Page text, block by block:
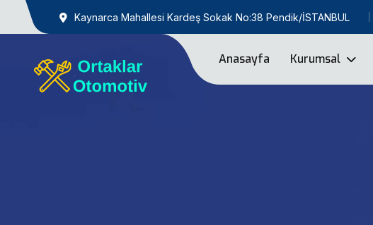
Kaynarca Mahallesi Kardeş Sokak No:38 Pendik/İSTANBUL
Anasayfa Kurumsal